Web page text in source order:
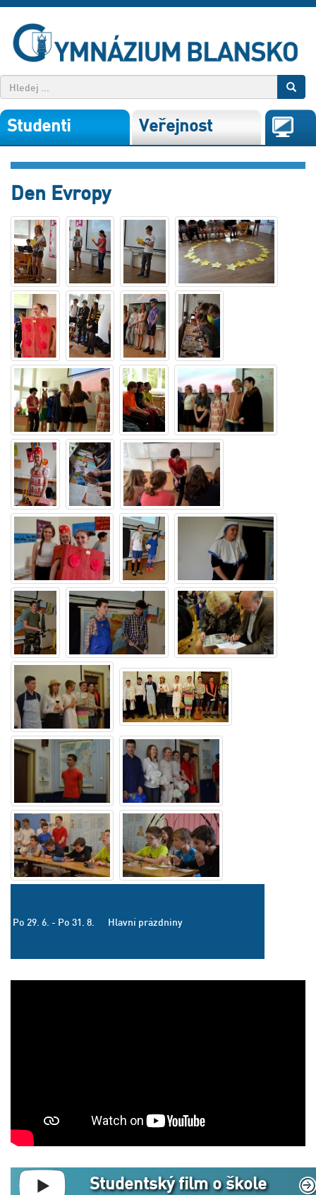
Studenti Veřejnost
Den Evropy
Po 29. 6. - Po 31. 8. Hlavní prázdniny
Studentský film o škole